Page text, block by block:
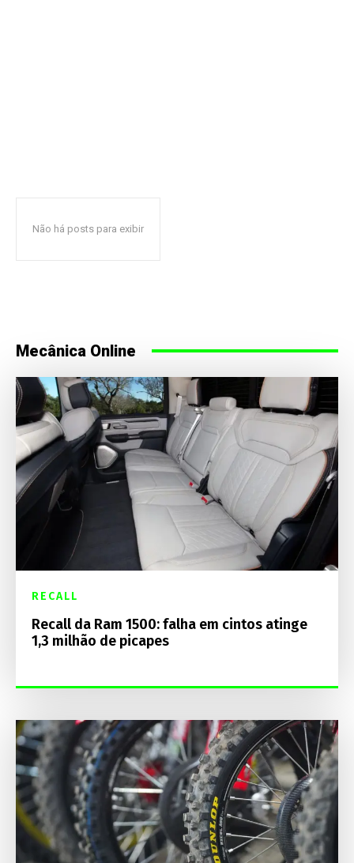
Não há posts para exibir
Mecânica Online
RECALL
Recall da Ram 1500: falha em cintos atinge
1,3 milhão de picapes